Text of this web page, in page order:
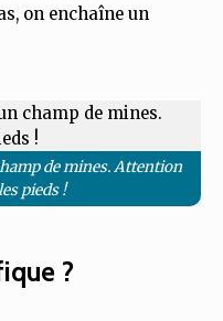
on enchaîne un
de mines. Attention
pieds !
?